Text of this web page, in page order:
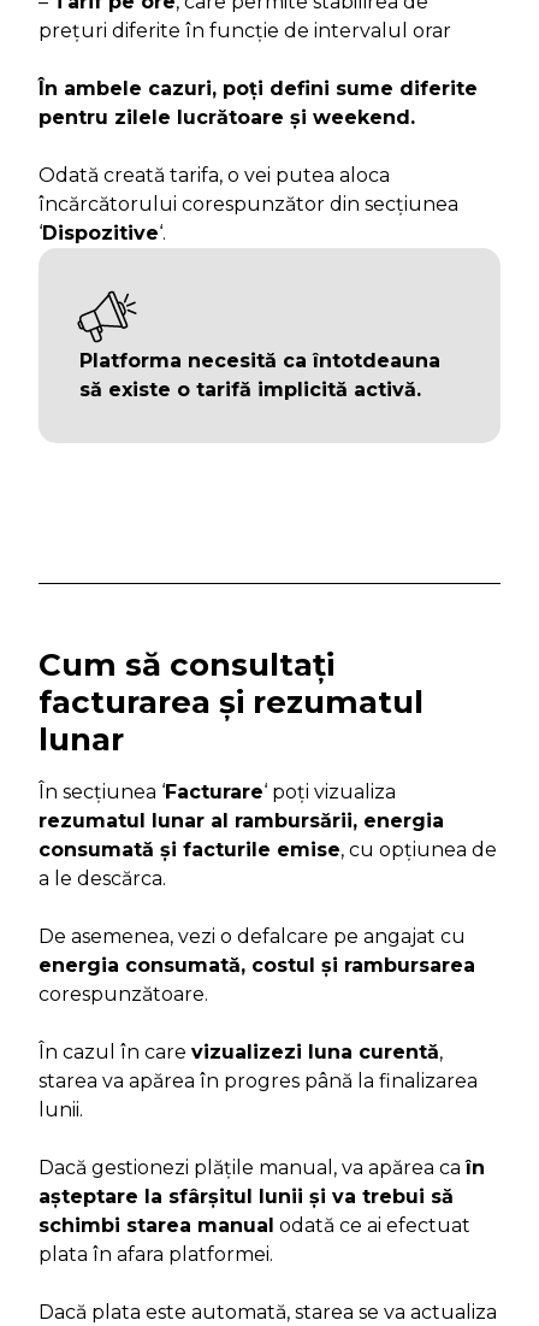
prețuri diferite în funcție de intervalul orar
În ambele cazuri, poți defini sume diferite
pentru zilele lucrătoare și weekend.
Odată creată tarifa, o vei putea aloca
încărcătorului corespunzător din secțiunea
‘Dispozitive‘.
Platforma necesită ca întotdeauna
să existe o tarifă implicită activă.
Cum să consultați
facturarea și rezumatul
lunar
În secțiunea ‘Facturare‘ poți vizualiza
rezumatul lunar al rambursării, energia
consumată și facturile emise, cu opțiunea de
a le descărca.
De asemenea, vezi o defalcare pe angajat cu
energia consumată, costul și rambursarea
corespunzătoare.
În cazul în care vizualizezi luna curentă,
starea va apărea în progres până la finalizarea
lunii.
Dacă gestionezi plățile manual, va apărea caîn
așteptare la sfârșitul lunii și va trebui să
schimbi starea manual odată ce ai efectuat
plata în afara platformei.
Dacă plata este automată, starea se va actualiza